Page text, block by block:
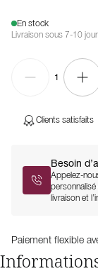
En stock
Livraison sous 7-10
1
Clients satisfaits
Besoin
Appelez-
personnalisé
livraison et
Paiement flexible